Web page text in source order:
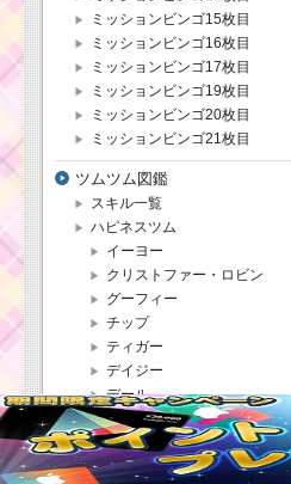
ミッションビンゴ15枚目
ミッションビンゴ16枚目
ミッションビンゴ17枚目
ミッションビンゴ19枚目
ミッションビンゴ20枚目
ミッションビンゴ21枚目
ツムツム図鑑
スキル一覧
ハピネスツム
イーヨー
クリストファー・ロビン
グーフィー
チップ
ティガー
デイジー
デール
ドナルド
プルート
ピグレット